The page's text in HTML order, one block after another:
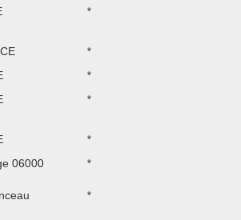
*
*
*
*
*
06000
*
*